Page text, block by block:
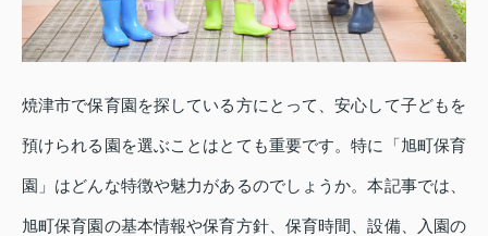
焼津市で保育園を探している方にとって、安心して子どもを
預けられる園を選ぶことはとても重要です。特に「旭町保育
園」はどんな特徴や魅力があるのでしょうか。本記事では、
旭町保育園の基本情報や保育方針、保育時間、設備、入園の